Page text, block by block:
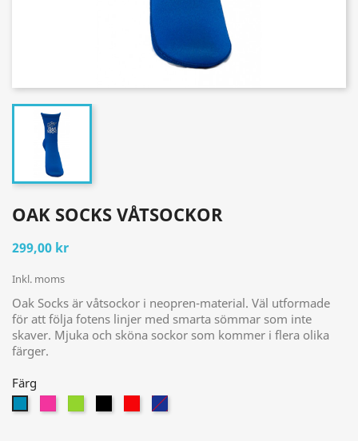
OAK SOCKS VÅTSOCKOR
299,00 kr
Inkl. moms
Oak Socks är våtsockor i neopren-material. Väl utformade
för att följa fotens linjer med smarta sömmar som inte
skaver. Mjuka och sköna sockor som kommer i flera olika
färger.
Färg
Röd Blue/Red